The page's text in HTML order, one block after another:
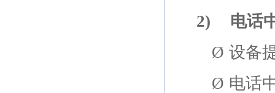
2)
电话
Ø 设备
Ø 电话